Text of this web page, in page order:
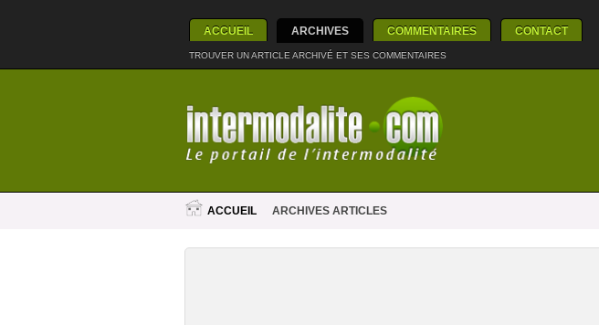
ACCUEIL ARCHIVES COMMENTAIRES CONTACT
TROUVER UN ARTICLE ARCHIVÉ ET SES COMMENTAIRES
ACCUEIL ARCHIVES ARTICLES